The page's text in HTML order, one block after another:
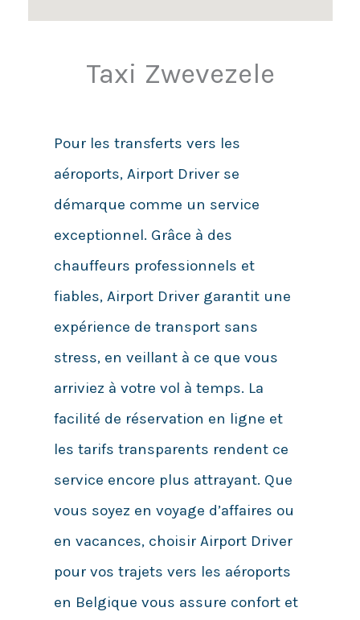
Taxi Zwevezele
Pour les transferts vers les
aéroports, Airport Driver se
démarque comme un service
exceptionnel. Grâce à des
chauffeurs professionnels et
fiables, Airport Driver garantit une
expérience de transport sans
stress, en veillant à ce que vous
arriviez à votre vol à temps. La
facilité de réservation en ligne et
les tarifs transparents rendent ce
service encore plus attrayant. Que
vous soyez en voyage d’affaires ou
en vacances, choisir Airport Driver
pour vos trajets vers les aéroports
en Belgique vous assure confort et